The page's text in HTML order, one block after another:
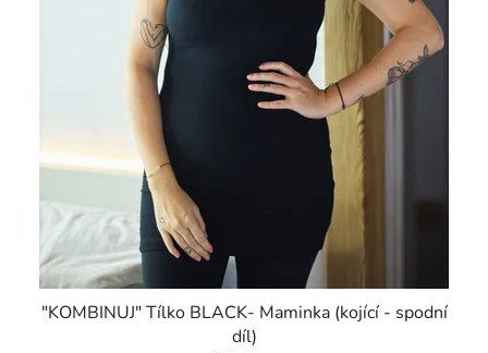
"KOMBINUJ" Tílko BLACK- Maminka (kojící - spodní
díl)